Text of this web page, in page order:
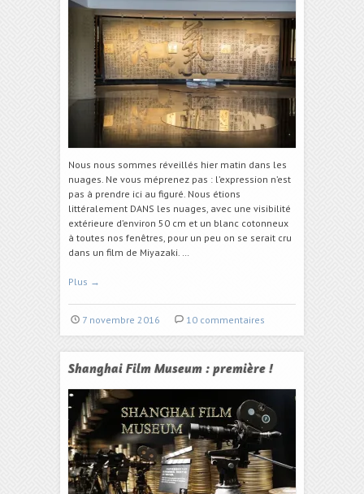
Nous nous sommes réveillés hier matin dans les
nuages. Ne vous méprenez pas : l’expression n’est
pas à prendre ici au figuré. Nous étions
littéralement DANS les nuages, avec une visibilité
extérieure d’environ 50 cm et un blanc cotonneux
à toutes nos fenêtres, pour un peu on se serait cru
dans un film de Miyazaki. …
Plus →
7 novembre 2016 10 commentaires
Shanghai Film Museum : première !